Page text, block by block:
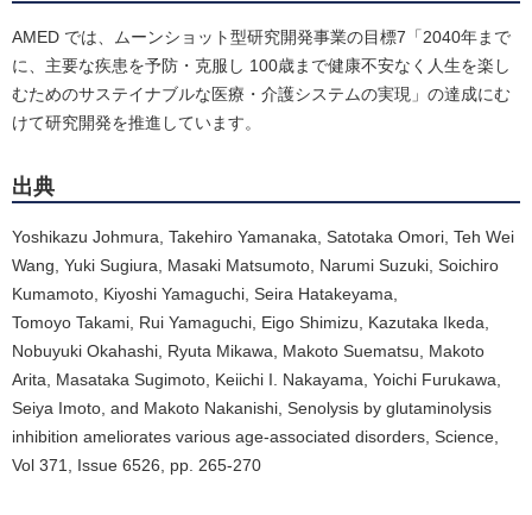
AMED では、ムーンショット型研究開発事業の目標7「2040年まで
に、主要な疾患を予防・克服し 100歳まで健康不安なく人生を楽し
むためのサステイナブルな医療・介護システムの実現」の達成にむ
けて研究開発を推進しています。
出典
Yoshikazu Johmura, Takehiro Yamanaka, Satotaka Omori, Teh Wei
Wang, Yuki Sugiura, Masaki Matsumoto, Narumi Suzuki, Soichiro
Kumamoto, Kiyoshi Yamaguchi, Seira Hatakeyama,
Tomoyo Takami, Rui Yamaguchi, Eigo Shimizu, Kazutaka Ikeda,
Nobuyuki Okahashi, Ryuta Mikawa, Makoto Suematsu, Makoto
Arita, Masataka Sugimoto, Keiichi I. Nakayama, Yoichi Furukawa,
Seiya Imoto, and Makoto Nakanishi, Senolysis by glutaminolysis
inhibition ameliorates various age-associated disorders, Science,
Vol 371, Issue 6526, pp. 265-270